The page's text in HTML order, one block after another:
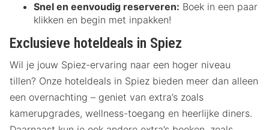
Snel en eenvoudig reserveren: Boek in een paar
klikken en begin met inpakken!
Exclusieve hoteldeals in Spiez
Wil je jouw Spiez-ervaring naar een hoger niveau
tillen? Onze hoteldeals in Spiez bieden meer dan alleen
een overnachting – geniet van extra’s zoals
kamerupgrades, wellness-toegang en heerlijke diners.